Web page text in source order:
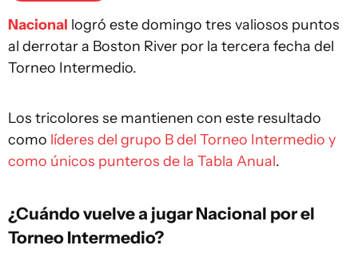
Nacional logró este domingo tres valiosos puntos
al derrotar a Boston River por la tercera fecha del
Torneo Intermedio.
Los tricolores se mantienen con este resultado
como líderes del grupo B del Torneo Intermedio y
como únicos punteros de la Tabla Anual.
¿Cuándo vuelve a jugar Nacional por el
Torneo Intermedio?